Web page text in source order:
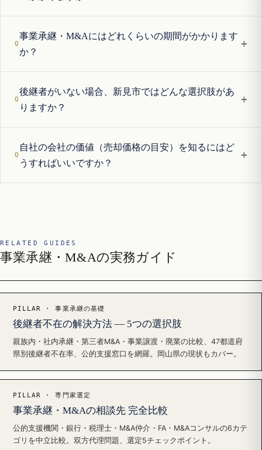
事業承継・M&Aにはどれくらいの期間がかかります
か？
+
後継者がいない場合、新見市ではどんな選択肢があ
りますか？
+
自社の会社の価値（売却価格の目安）を知るにはど
うすればいいですか？
+
RELATED GUIDES
事業承継・M&Aの実務ガイド
PILLAR · 事業承継の基礎
後継者不在の解決方法 — 5つの選択肢
親族内・社内承継・第三者M&A・事業譲渡・廃業の比較、47都道府
県別後継者不在率、公的支援窓口を網羅。岡山県の現状もカバー。
PILLAR · 専門家選定
事業承継・M&Aの相談先 完全比較
公的支援機関・銀行・税理士・M&A仲介・FA・M&Aコンサルの6カテ
ゴリを中立比較。双方代理問題、選定5チェックポイント。